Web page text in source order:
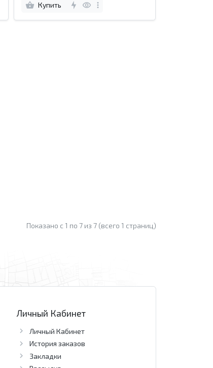
Купить
Показано с 1 по 7из 7 (всего 1 страниц)
Личный Кабинет
Личный Кабинет
История заказов
Закладки